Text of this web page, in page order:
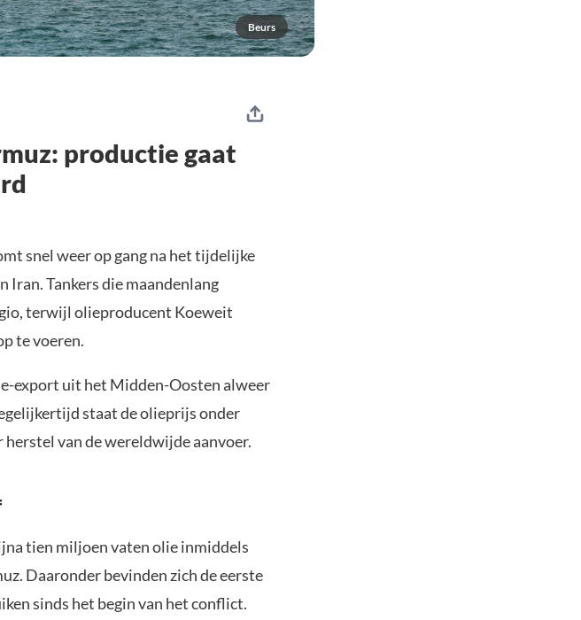
Beurs
productie gaat
snel weer op gang na het tijdelijke
Iran. Tankers die maandenlang
terwijl olieproducent Koeweit
te voeren.
export uit het Midden-Oosten alweer
staat de olieprijs onder
herstel van de wereldwijde aanvoer.
tien miljoen vaten olie inmiddels
Daaronder bevinden zich de eerste
sinds het begin van het conflict.